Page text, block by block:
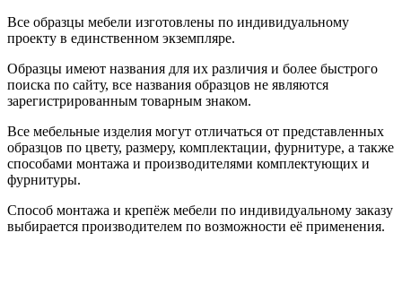
Все образцы мебели изготовлены по индивидуальному
проекту в единственном экземпляре.
Образцы имеют названия для их различия и более быстрого
поиска по сайту, все названия образцов не являются
зарегистрированным товарным знаком.
Все мебельные изделия могут отличаться от представленных
образцов по цвету, размеру, комплектации, фурнитуре, а также
способами монтажа и производителями комплектующих и
фурнитуры.
Способ монтажа и крепёж мебели по индивидуальному заказу
выбирается производителем по возможности её применения.